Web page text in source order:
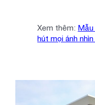
Xem thêm:
hút mọi ánh nhìn